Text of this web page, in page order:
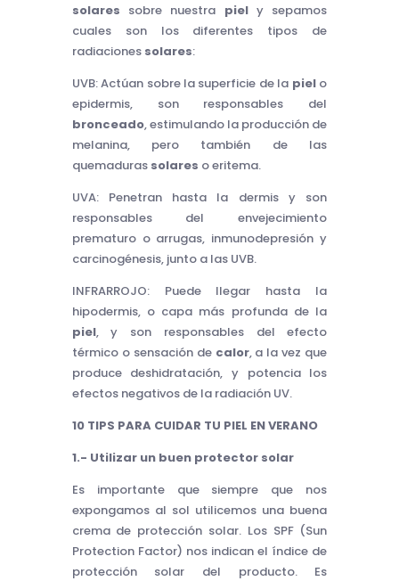
solares sobre nuestra piely sepamos
cuales son los diferentes tipos de
radiaciones solares:
UVB: Actúan sobre la superficie de la pielo
epidermis, son responsables del
bronceado, estimulando la producción de
melanina, pero también de las
quemaduras solares o eritema.
UVA: Penetran hasta la dermis y son
responsables del envejecimiento
prematuro o arrugas, inmunodepresión y
carcinogénesis, junto a las UVB.
INFRARROJO: Puede llegar hasta la
hipodermis, o capa más profunda de la
piel, y son responsables del efecto
térmico o sensación de calor, a la vez que
produce deshidratación, y potencia los
efectos negativos de la radiación UV.
10 TIPS PARA CUIDAR TU PIEL EN VERANO
1.- Utilizar un buen protector solar
Es importante que siempre que nos
expongamos al sol utilicemos una buena
crema de protección solar. Los SPF (Sun
Protection Factor) nos indican el índice de
protección solar del producto. Es